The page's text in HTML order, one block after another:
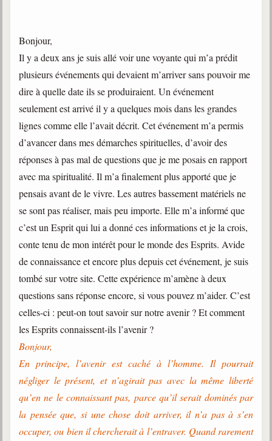
Bonjour,
Il y a deux ans je suis allé voir une voyante qui m’a prédit
plusieurs événements qui devaient m’arriver sans pouvoir me
dire à quelle date ils se produiraient. Un événement
seulement est arrivé il y a quelques mois dans les grandes
lignes comme elle l’avait décrit. Cet événement m’a permis
d’avancer dans mes démarches spirituelles, d’avoir des
réponses à pas mal de questions que je me posais en rapport
avec ma spiritualité. Il m’a finalement plus apporté que je
pensais avant de le vivre. Les autres bassement matériels ne
se sont pas réaliser, mais peu importe. Elle m’a informé que
c’est un Esprit qui lui a donné ces informations et je la crois,
conte tenu de mon intérêt pour le monde des Esprits. Avide
de connaissance et encore plus depuis cet événement, je suis
tombé sur votre site. Cette expérience m’amène à deux
questions sans réponse encore, si vous pouvez m’aider. C’est
celles-ci : peut-on tout savoir sur notre avenir ? Et comment
les Esprits connaissent-ils l’avenir ?
Bonjour,
En principe, l’avenir est caché à l’homme. Il pourrait
négliger le présent, et n’agirait pas avec la même liberté
qu’en ne le connaissant pas, parce qu’il serait dominés par
la pensée que, si une chose doit arriver, il n’a pas à s’en
occuper, ou bien il chercherait à l’entraver. Quand rarement